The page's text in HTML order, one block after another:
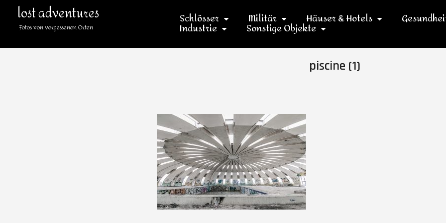
lost adventures
Fotos von vergessenen Orten Schlösser Militär Häuser & Hotels
Industrie Sonstige Objekte
piscine (1)